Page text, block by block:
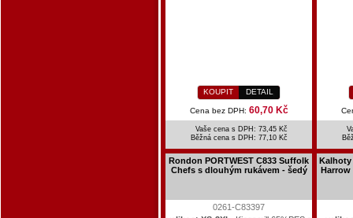
KOUPIT DETAIL
Cena bez DPH: 60,70 Kč
Vaše cena s DPH: 73,45 Kč
Běžná cena s DPH: 77,10 Kč
Rondon PORTWEST C833 Suffolk
Chefs s dlouhým rukávem - šedý
0261-C83397
Kalhoty
Harrow